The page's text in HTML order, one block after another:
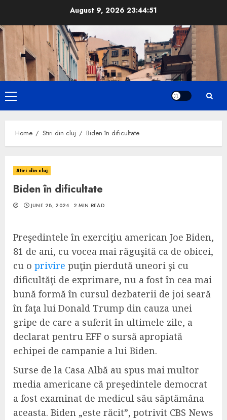
content
August 9, 2026 23:44:52
Primary
Menu
Home Stiri din cluj Biden în dificultate
Stiri din cluj
Biden în dificultate
JUNE 28, 2024 2 MIN READ
Preşedintele în exerciţiu american Joe Biden,
81 de ani, cu vocea mai răguşită ca de obicei,
cu o privire puţin pierdută uneori şi cu
dificultăţi de exprimare, nu a fost în cea mai
bună formă în cursul dezbaterii de joi seară
în faţa lui Donald Trump din cauza unei
gripe de care a suferit în ultimele zile, a
declarat pentru EFF o sursă apropiată
echipei de campanie a lui Biden.
Surse de la Casa Albă au spus mai multor
media americane că preşedintele democrat
a fost examinat de medicul său săptămâna
aceasta. Biden „este răcit”, potrivit CBS News